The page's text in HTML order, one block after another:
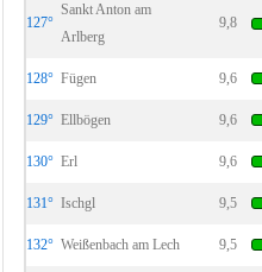
127°
Sankt Anton am
Arlberg
9,8
128° Fügen 9,6
129° Ellbögen 9,6
130° Erl 9,6
131° Ischgl 9,5
132° Weißenbach am Lech 9,5